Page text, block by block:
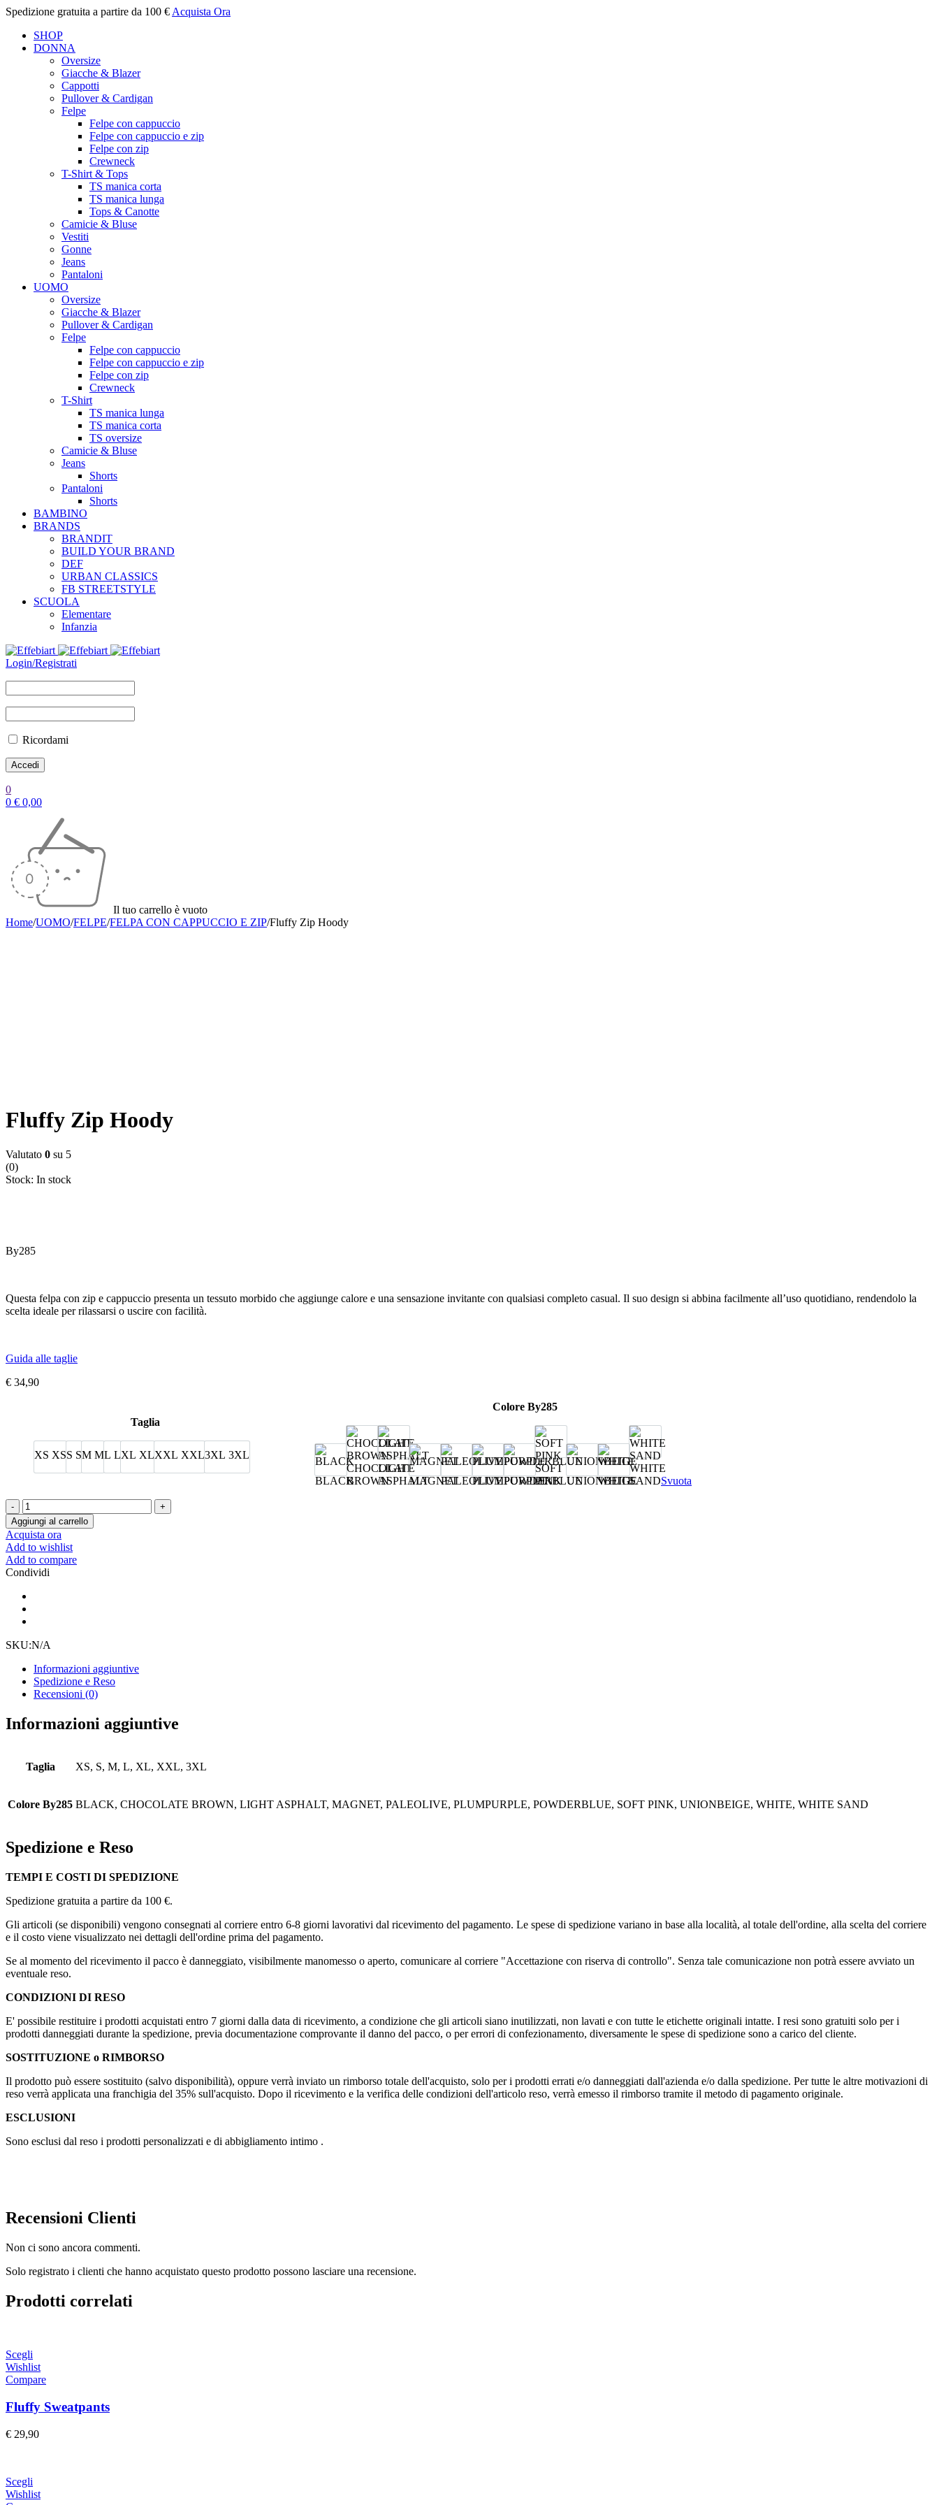
Spedizione gratuita a partire da 100 € Acquista Ora
SHOP
DONNA
Oversize
Giacche & Blazer
Cappotti
Pullover & Cardigan
Felpe
Felpe con cappuccio
Felpe con cappuccio e zip
Felpe con zip
Crewneck
T-Shirt & Tops
TS manica corta
TS manica lunga
Tops & Canotte
Camicie & Bluse
Vestiti
Gonne
Jeans
Pantaloni
UOMO
Oversize
Giacche & Blazer
Pullover & Cardigan
Felpe
Felpe con cappuccio
Felpe con cappuccio e zip
Felpe con zip
Crewneck
T-Shirt
TS manica lunga
TS manica corta
TS oversize
Camicie & Bluse
Jeans
Shorts
Pantaloni
Shorts
BAMBINO
BRANDS
BRANDIT
BUILD YOUR BRAND
DEF
URBAN CLASSICS
FB STREETSTYLE
SCUOLA
Elementare
Infanzia
Login/Registrati
Ricordami
0
0 € 0,00
Il tuo carrello è vuoto
Home/UOMO/FELPE/FELPA CON CAPPUCCIO E ZIP/Fluffy Zip Hoody
Fluffy Zip Hoody
Valutato 0 su 5
(0)
Stock: In stock
By285
Questa felpa con zip e cappuccio presenta un tessuto morbido che aggiunge calore e una sensazione invitante con qualsiasi completo casual. Il suo design si abbina facilmente all’uso quotidiano, rendendolo la
scelta ideale per rilassarsi o uscire con facilità.
Guida alle taglie
€ 34,90
Taglia
XS XSS SM ML LXL XLXXL XXL3XL 3XL
Colore By285
BLACK
CHOCOLATE
BROWN
LIGHT
ASPHALTMAGNETPALEOLIVEPLUMPURPLE
POWDERBLUE
SOFT
PINK UNIONBEIGE
WHITE
WHITE
SANDSvuota
Fluffy
Zip
Hoody
quantità
Aggiungi al carrello
Acquista ora
Add to wishlist
Add to compare
Condividi
SKU:N/A
Informazioni aggiuntive
Spedizione e Reso
Recensioni (0)
Informazioni aggiuntive
Taglia XS, S, M, L, XL, XXL, 3XL
Colore By285 BLACK, CHOCOLATE BROWN, LIGHT ASPHALT, MAGNET, PALEOLIVE, PLUMPURPLE, POWDERBLUE, SOFT PINK, UNIONBEIGE, WHITE, WHITE SAND
Spedizione e Reso
TEMPI E COSTI DI SPEDIZIONE
Spedizione gratuita a partire da 100 €.
Gli articoli (se disponibili) vengono consegnati al corriere entro 6-8 giorni lavorativi dal ricevimento del pagamento. Le spese di spedizione variano in base alla località, al totale dell'ordine, alla scelta del corriere
e il costo viene visualizzato nei dettagli dell'ordine prima del pagamento.
Se al momento del ricevimento il pacco è danneggiato, visibilmente manomesso o aperto, comunicare al corriere "Accettazione con riserva di controllo". Senza tale comunicazione non potrà essere avviato un
eventuale reso.
CONDIZIONI DI RESO
E' possibile restituire i prodotti acquistati entro 7 giorni dalla data di ricevimento, a condizione che gli articoli siano inutilizzati, non lavati e con tutte le etichette originali intatte. I resi sono gratuiti solo per i
prodotti danneggiati durante la spedizione, previa documentazione comprovante il danno del pacco, o per errori di confezionamento, diversamente le spese di spedizione sono a carico del cliente.
SOSTITUZIONE o RIMBORSO
Il prodotto può essere sostituito (salvo disponibilità), oppure verrà inviato un rimborso totale dell'acquisto, solo per i prodotti errati e/o danneggiati dall'azienda e/o dalla spedizione. Per tutte le altre motivazioni di
reso verrà applicata una franchigia del 35% sull'acquisto. Dopo il ricevimento e la verifica delle condizioni dell'articolo reso, verrà emesso il rimborso tramite il metodo di pagamento originale.
ESCLUSIONI
Sono esclusi dal reso i prodotti personalizzati e di abbigliamento intimo .
Recensioni Clienti
Non ci sono ancora commenti.
Solo registrato i clienti che hanno acquistato questo prodotto possono lasciare una recensione.
Prodotti correlati
Scegli
Wishlist
Compare
Fluffy Sweatpants
€ 29,90
Scegli
Wishlist